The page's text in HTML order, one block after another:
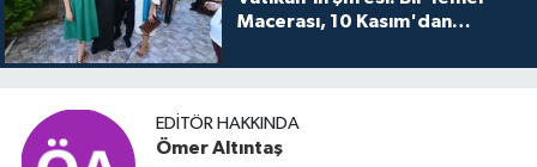
Macerası, 10 Kasım'dan
buluşuyo
EDITÖR HAKKINDA
Ömer Altıntaş